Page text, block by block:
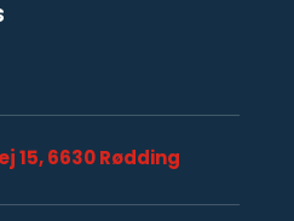
15, 6630 Rødding